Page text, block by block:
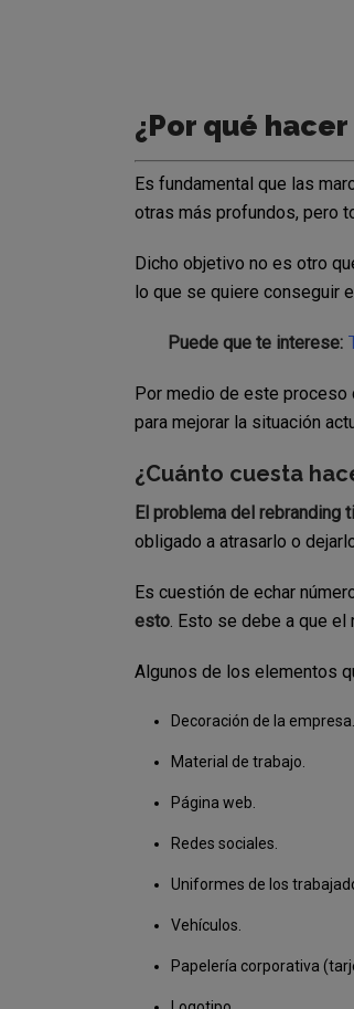
¿Por qué
Es fundamental que las
otras más profundos, pero
Dicho objetivo no es otro
lo que se quiere conseguir
Puede que te interese:
Por medio de este proceso
para mejorar la situación
¿Cuánto cuesta
El problema del rebranding
obligado a atrasarlo o
Es cuestión de echar
esto. Esto se debe a que
Algunos de los elementos
Decoración de la empresa.
Material de trabajo.
Página web.
Redes sociales.
Uniformes de los
Vehículos.
Papelería corporativa